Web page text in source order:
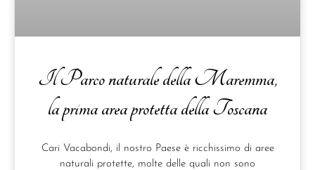
Il Parco naturale della Maremma,
la prima area protetta della Toscana
Cari Vacabondi, il nostro Paese è ricchissimo di aree
naturali protette, molte delle quali non sono